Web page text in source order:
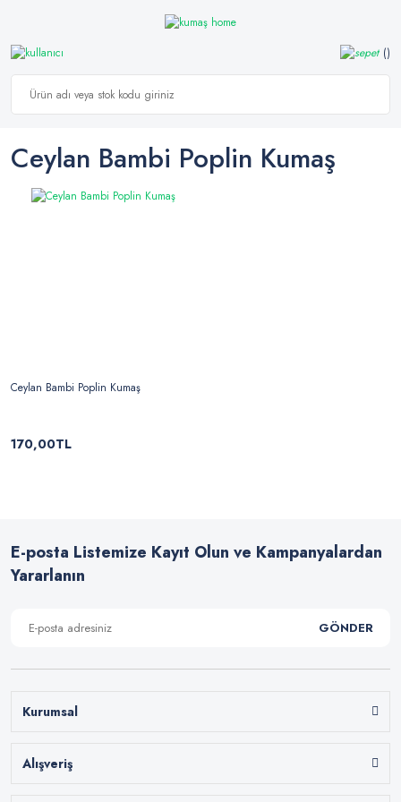
Ceylan Bambi Poplin Kumaş
Ceylan Bambi Poplin Kumaş
170,00TL
E-posta Listemize Kayıt Olun ve Kampanyalardan
Yararlanın
GÖNDER
Kurumsal
Alışveriş